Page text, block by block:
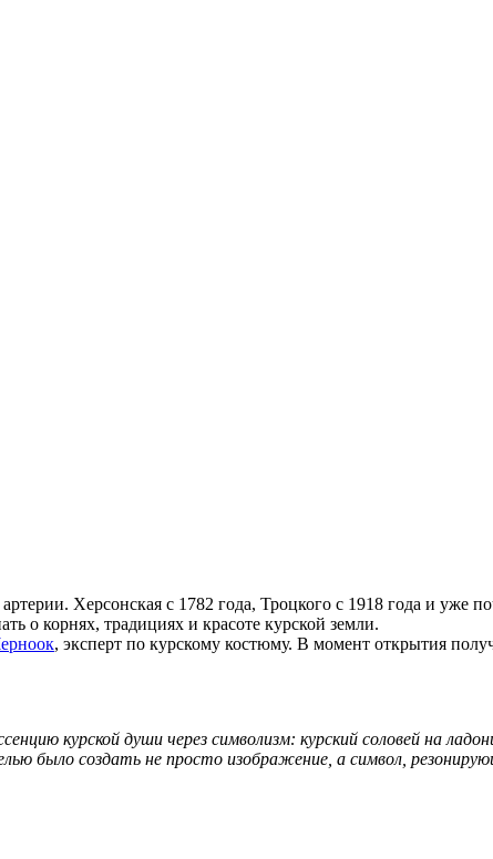
Херсонская с 1782 года, Троцкого с 1918 года и уже
о корнях, традициях и красоте курской земли.
, эксперт по курскому костюму. В момент открытия
курской души через символизм: курский соловей на
было создать не просто изображение, а символ,